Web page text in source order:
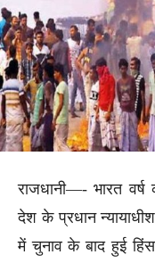
राजधानी—- भारत
देश के प्रधान
में चुनाव के बाद हुई